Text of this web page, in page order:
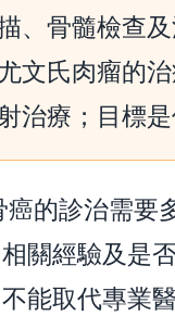
、骨髓檢查及
文氏肉瘤的
治療；目標是
癌的診治需要
關經驗及是
能取代專業